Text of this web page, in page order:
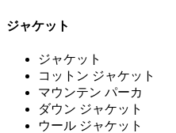
ジャケット
ジャケット
コットン ジャケット
マウンテン パーカ
ダウン ジャケット
ウール ジャケット